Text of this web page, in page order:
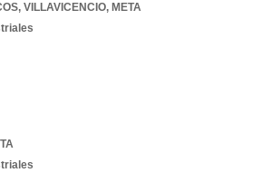
, VILLAVICENCIO, META